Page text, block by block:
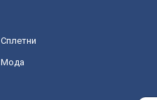
Сплетни
Мода